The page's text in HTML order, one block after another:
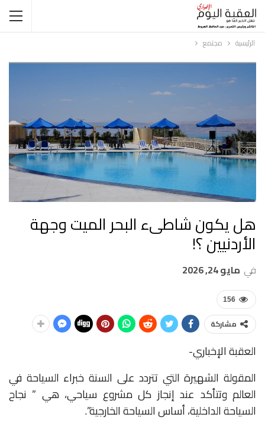
الرئيسية مجتمع
هل يكون شاطىء البحر الميت وجهة
الأردنيين ؟!
في مايو 24, 2026
156
مشاركة
العقبة الإخباري-
المقولة الشهيرة التي تتردد على السنة خبراء السياحة في
العالم وتتأكد عند إنجاز كل مشروع سياحي، هي ” نجاح
السياحة الداخلية، أساس السياحة الخارجية”.